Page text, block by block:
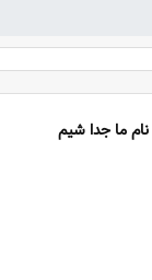
ما جدا شیم